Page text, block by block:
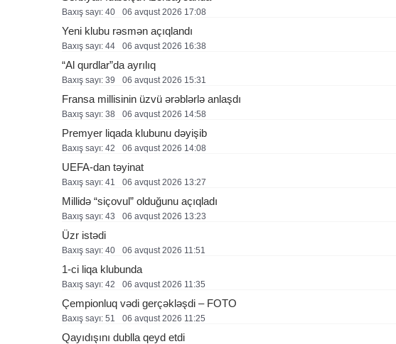
Baxış sayı: 40 06 avqust 2026 17:08
Yeni klubu rəsmən açıqlandı
Baxış sayı: 44 06 avqust 2026 16:38
“Al qurdlar”da ayrılıq
Baxış sayı: 39 06 avqust 2026 15:31
Fransa millisinin üzvü ərəblərlə anlaşdı
Baxış sayı: 38 06 avqust 2026 14:58
Premyer liqada klubunu dəyişib
Baxış sayı: 42 06 avqust 2026 14:08
UEFA-dan təyinat
Baxış sayı: 41 06 avqust 2026 13:27
Millidə “siçovul” olduğunu açıqladı
Baxış sayı: 43 06 avqust 2026 13:23
Üzr istədi
Baxış sayı: 40 06 avqust 2026 11:51
1-ci liqa klubunda
Baxış sayı: 42 06 avqust 2026 11:35
Çempionluq vədi gerçəkləşdi – FOTO
Baxış sayı: 51 06 avqust 2026 11:25
Qayıdışını dublla qeyd etdi